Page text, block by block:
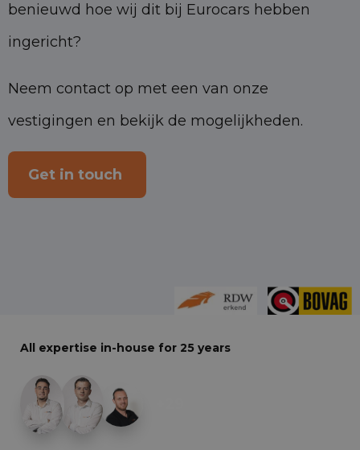
benieuwd hoe wij dit bij Eurocars hebben
ingericht?
Neem contact op met een van onze
vestigingen en bekijk de mogelijkheden.
Get in touch
All expertise in-house for 25 years